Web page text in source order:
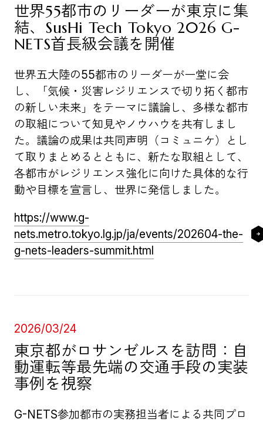
世界55都市のリーダーが東京に集
結、SusHi Tech Tokyo 2026 G-
NETS首長級会議を開催
世界五大陸の55都市のリーダーが一堂に会
し、「気候・災害レジリエンスで切り拓く都市
の新しい未来」をテーマに議論し、多様な都市
の取組について知見やノウハウを共有しまし
た。議論の成果は共同声明（コミュニケ）とし
て取りまとめるとともに、新たな取組として、
各都市がレジリエンス強化に向けた具体的な行
動や目標を宣言し、世界に発信しました。
https://www.g-
nets.metro.tokyo.lg.jp/ja/events/202604-the-
g-nets-leaders-summit.html
2026/03/24
東京都がロサンゼルスを訪問：自
動運転等最先端の交通手段の実装
事例を視察
G-NETS参加都市の実務担当者による共同プロ